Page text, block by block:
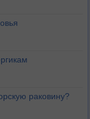
раковину?